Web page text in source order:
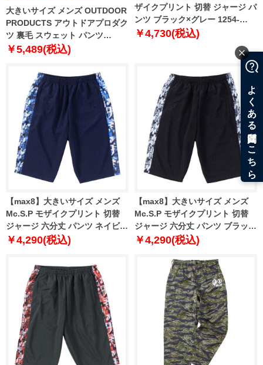
大きいサイズ メンズ OUTDOOR
PRODUCTS アウトドアプロダク
ツ 裏毛 スウェット パンツ
c4450e
￥5,489(税込)
ザイクプリント 切替 ジャージ パ
ンツ ブラック×グレー 1254-
4320-2 3L 4L 5L 6L 8L
￥4,730(税込)
【max8】大きいサイズ メンズ
Mc.S.P モザイクプリント 切替
ジャージ 六分丈 パンツ ネイビー
×ブルー 1254-4321-1 3L 4L 5L
￥4,290(税込)
【max8】大きいサイズ メンズ
Mc.S.P モザイクプリント 切替
ジャージ 六分丈 パンツ ブラック
×グレー 1254-4321-2 3L 4L 5L
￥4,290(税込)